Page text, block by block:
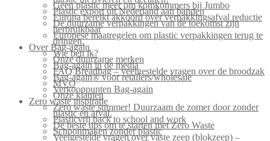
Geen plastic meer om komkommers bij Jumbo
Plastic export uit Nederland aan banden
Europa bereikt akkoord over verpakkingsafval reductie
De duurzame verpakkingen van de toekomst zijn
herbruikbaar
Europese maatregelen om plastic verpakkingen terug te
dringen.
Over Bag-again
Wie ben ik?
Onze duurzame merken
Bag-again in de media
FAQ Breadbag – veelgestelde vragen over de broodzak
Bag-again® voor retailers/wholesale
MVO
Verkooppunten Bag-again
Onze klanten
Zero waste inspiratie
Zero waste summer! Duurzaam de zomer door zonder
plastic en afval.
Plasticvrij back to school and work
De beste tips om te starten met Zero Waste
Schoonmaken zonder plastic
Veelgestelde vragen over vaste zeep (blokzeep) –